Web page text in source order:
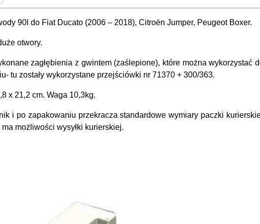
90l do Fiat Ducato (2006 – 2018), Citroën Jumper, Peugeot Boxer.
otwory.
zagłębienia z gwintem (zaślepione), które można wykorzystać
tu zostały wykorzystane przejściówki nr 71370 + 300/363.
x 21,2 cm. Waga 10,3kg.
i po zapakowaniu przekracza standardowe wymiary paczki
możliwości wysyłki kurierskiej.